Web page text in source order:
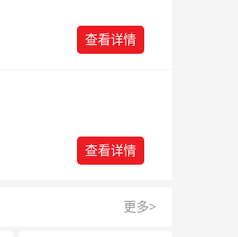
查看详情
查看详情
更多>